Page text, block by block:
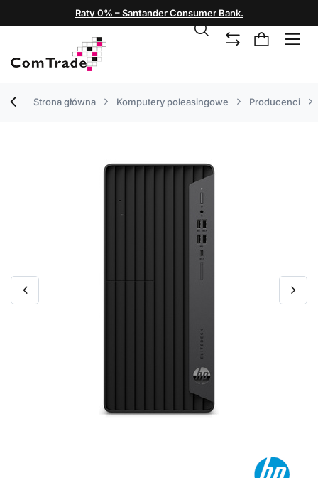
Raty 0% – Santander Consumer Bank.
Strona główna Komputery poleasingowe Producenci